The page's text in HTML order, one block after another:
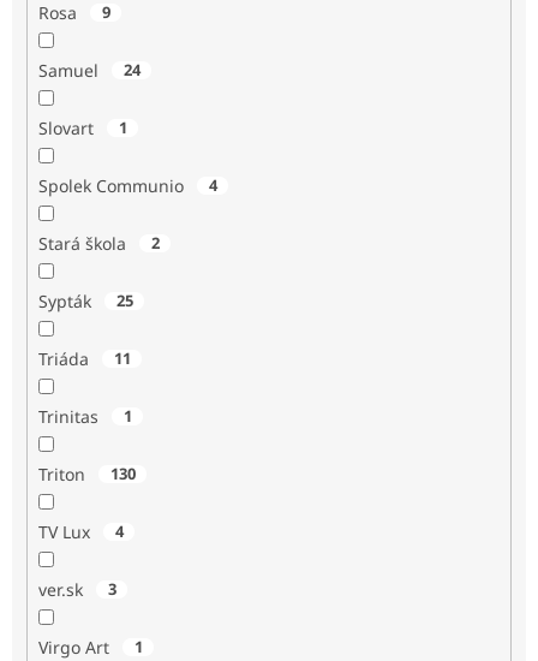
Rosa 9
Samuel 24
Slovart 1
Spolek Communio 4
Stará škola 2
Sypták 25
Triáda 11
Trinitas 1
Triton 130
TV Lux 4
ver.sk 3
Virgo Art 1